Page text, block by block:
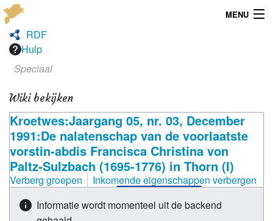
MENU
Menu
Publicaties
Dialect
Locaties
Kaarten
Overig
Verenigingsinfo
RDF
Hulp
Speciaal
Wiki bekijken
Kroetwes:Jaargang 05, nr. 03, December
1991:De nalatenschap van de voorlaatste
vorstin-abdis Francisca Christina von
Paltz-Sulzbach (1695-1776) in Thorn (I)
Verberg groepen
Inkomende eigenschappen verbergen
Informatie wordt momenteel uit de backend